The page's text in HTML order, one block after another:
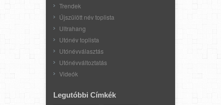
Trendek
Újszülött név toplista
Ultrahang
Utónév toplista
Utónévválasztás
Utónévváltoztatás
Videók
Legutóbbi Címkék